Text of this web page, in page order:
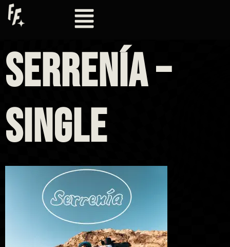
SERRENÍA –
SINGLE